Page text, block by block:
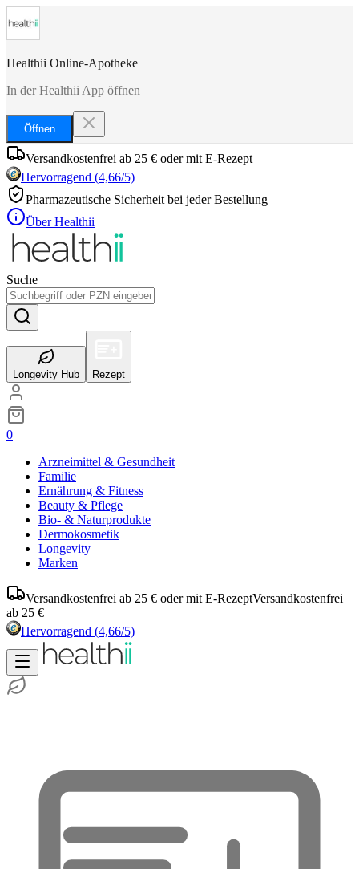
Healthii Online-Apotheke
In der Healthii App öffnen
Öffnen
Versandkostenfrei ab 25 € oder mit E-Rezept
Hervorragend (4,66/5)
Pharmazeutische Sicherheit bei jeder Bestellung
Über Healthii
Suche
Longevity Hub Rezept
0
Arzneimittel & Gesundheit
Familie
Ernährung & Fitness
Beauty & Pflege
Bio- & Naturprodukte
Dermokosmetik
Longevity
Marken
Versandkostenfrei ab 25 € oder mit E-RezeptVersandkostenfrei
ab 25 €
Hervorragend (4,66/5)